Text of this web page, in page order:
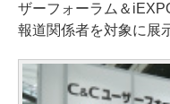
ザーフォーラム＆
報道関係者を対象に展